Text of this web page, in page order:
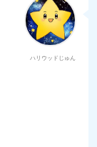
ハリウッドじゅん